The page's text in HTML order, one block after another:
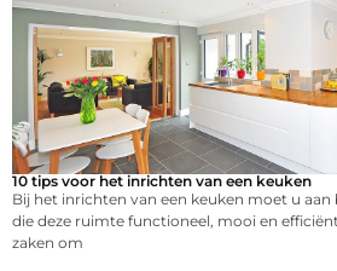
10 tips voor het inrichten van een keuken
Bij het inrichten van een keuken moet u aan
die deze ruimte functioneel, mooi en
zaken om